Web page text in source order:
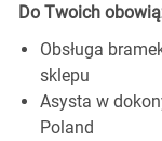
Do Twoich
Obsługa
sklepu
Asysta w
Poland